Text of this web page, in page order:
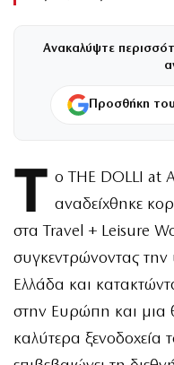
Ανακαλύψτε
Προσθήκη
Τ ο THE DOLLI at
αναδείχθηκε
στα Travel + Leisure
συγκεντρώνοντας
Ελλάδα και
στην Ευρώπη και μια
καλύτερα ξενοδοχεία